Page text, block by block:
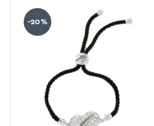
-20%